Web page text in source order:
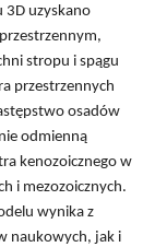
3D uzyskano
stropu i spągu
przestrzennych
osadów
odmienną
kenozoicznego w
i mezozoicznych.
wynika z
naukowych, jak i